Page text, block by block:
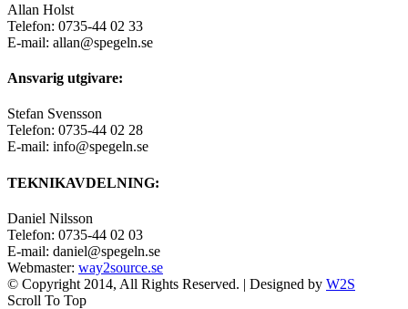
Allan Holst
Telefon: 0735-44 02 33
E-mail: allan@spegeln.se
Ansvarig utgivare:
Stefan Svensson
Telefon: 0735-44 02 28
E-mail: info@spegeln.se
TEKNIKAVDELNING:
Daniel Nilsson
Telefon: 0735-44 02 03
E-mail: daniel@spegeln.se
Webmaster: way2source.se
© Copyright 2014, All Rights Reserved. | Designed by W2S
Scroll To Top